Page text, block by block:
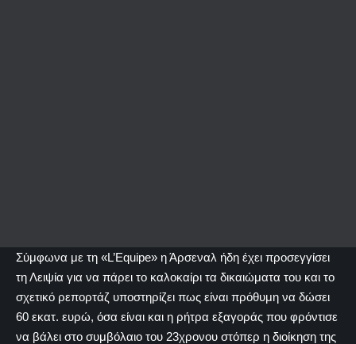
Σύμφωνα με τη «L’Equipe» η Άρσεναλ ήδη έχει προσεγγίσει
τη Λειψία για να πάρει το καλοκαίρι τα δικαιώματα του και το
σχετικό ρεπορτάζ υποστηρίζει πως είναι πρόθυμη να δώσει
60 εκατ. ευρώ, όσα είναι και η ρήτρα εξαγοράς που φρόντισε
να βάλει στο συμβόλαιο του 23χρονου στόπερ η διοίκηση της